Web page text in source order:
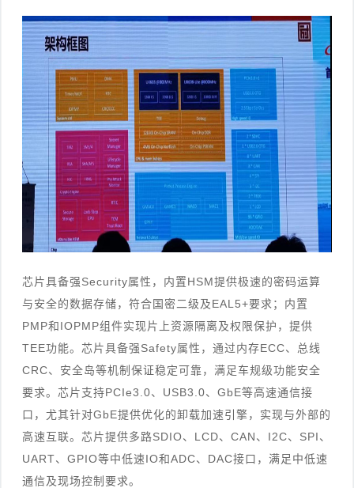
芯片具备强Security属性，内置HSM提供极速的密码运算
与安全的数据存储，符合国密二级及EAL5+要求；内置
PMP和IOPMP组件实现片上资源隔离及权限保护，提供
TEE功能。芯片具备强Safety属性，通过内存ECC、总线
CRC、安全岛等机制保证稳定可靠，满足车规级功能安全
要求。芯片支持PCIe3.0、USB3.0、GbE等高速通信接
口，尤其针对GbE提供优化的卸载加速引擎，实现与外部的
高速互联。芯片提供多路SDIO、LCD、CAN、I2C、SPI、
UART、GPIO等中低速IO和ADC、DAC接口，满足中低速
通信及现场控制要求。